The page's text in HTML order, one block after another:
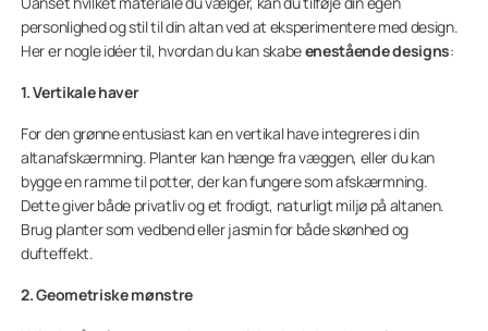
personlighed og stil til din altan ved at eksperimentere med design.
Her er nogle idéer til, hvordan du kan skabeenestående designs:
1. Vertikale haver
For den grønne entusiast kan en vertikal have integreres i din
altanafskærmning. Planter kan hænge fra væggen, eller du kan
bygge en ramme til potter, der kan fungere som afskærmning.
Dette giver både privatliv og et frodigt, naturligt miljø på altanen.
Brug planter som vedbend eller jasmin for både skønhed og
dufteffekt.
2. Geometriske mønstre